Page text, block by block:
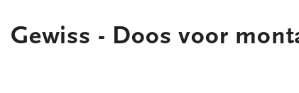
Gewiss - Doos voor